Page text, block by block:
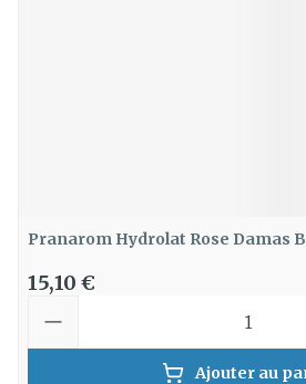
Pranarom Hydrolat Rose Damas
15,10 €
Ajouter au